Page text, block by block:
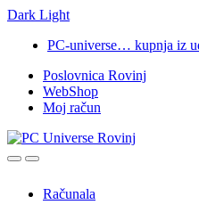
Dark Light
navigation
content
PC-universe… kupnja iz
Poslovnica Rovinj
WebShop
Moj račun
OpenClose
Računala